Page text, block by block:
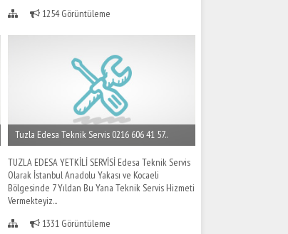
1254 Görüntüleme
Tuzla Edesa Teknik Servis 0216 606 41 57..
TUZLA EDESA YETKİLİ SERVİSİ Edesa Teknik Servis
Olarak İstanbul Anadolu Yakası ve Kocaeli
Bölgesinde 7 Yıldan Bu Yana Teknik Servis Hizmeti
Vermekteyiz...
1331 Görüntüleme